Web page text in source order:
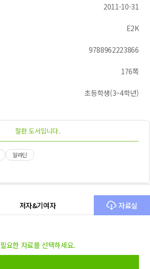
2011-10-31
E2K
9788962223866
176쪽
초등학생(3~4학년)
절판 도서입니다.
알라딘
저자&기여자 자료실
필요한 자료를 선택하세요.